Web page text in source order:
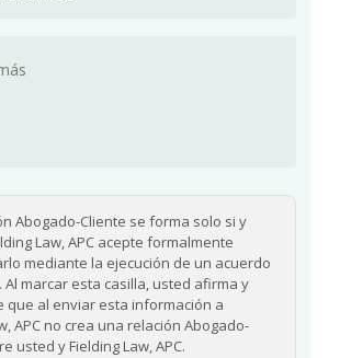
Abogado-Cliente se forma solo si y
Law, APC acepte formalmente
mediante la ejecución de un acuerdo
Al marcar esta casilla, usted afirma y
que al enviar esta información a
APC no crea una relación Abogado-
usted y Fielding Law, APC.